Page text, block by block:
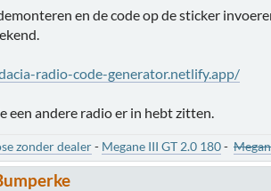
en de code op de sticker
radio-code-generator.netlify.app/
een andere radio er in hebt zitten.
zonder dealer- Megane III GT 2.0 180-